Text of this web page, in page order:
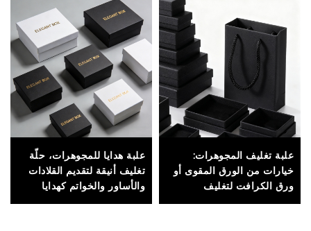
علبة تغليف المجوهرات:
خيارات من الورق المقوى أو
ورق الكرافت لتغليف
المجوهرات سواءً للشحن أو
علبة هدايا للمجوهرات، حلّة
تغليف أنيقة لتقديم القلادات
والأساور والخواتم كهدايا
مناسبة للمناسبات الخاصة